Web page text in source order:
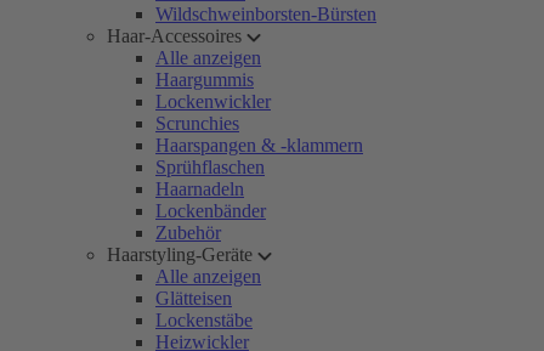
Wildschweinborsten-Bürsten
Haar-Accessoires
Alle anzeigen
Haargummis
Lockenwickler
Scrunchies
Haarspangen & -klammern
Sprühflaschen
Haarnadeln
Lockenbänder
Zubehör
Haarstyling-Geräte
Alle anzeigen
Glätteisen
Lockenstäbe
Heizwickler